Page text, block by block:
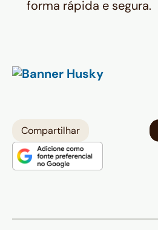
forma rápida e segura.
Compartilhar